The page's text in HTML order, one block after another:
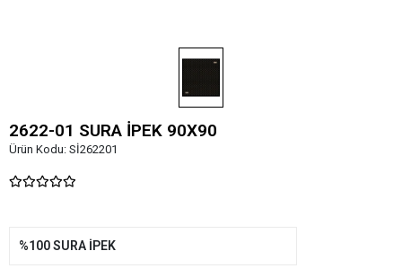
2622-01 SURA İPEK 90X90
Ürün Kodu: Sİ262201
%100 SURA İPEK